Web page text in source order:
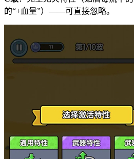
的“+血量”）——可直接忽略。